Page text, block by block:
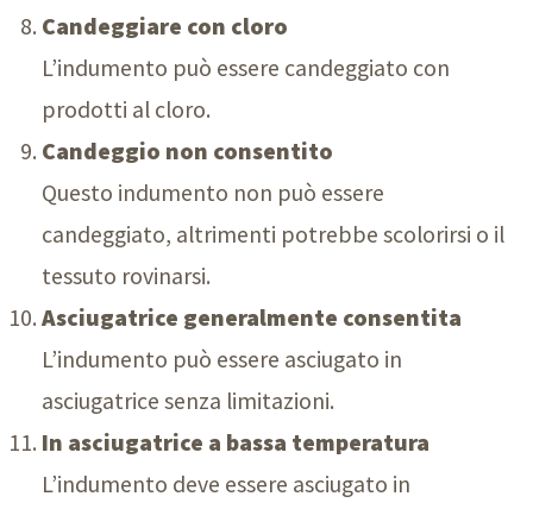
Candeggiare con cloro
L’indumento può essere candeggiato con
prodotti al cloro.
Candeggio non consentito
Questo indumento non può essere
candeggiato, altrimenti potrebbe scolorirsi o il
tessuto rovinarsi.
Asciugatrice generalmente consentita
L’indumento può essere asciugato in
asciugatrice senza limitazioni.
In asciugatrice a bassa temperatura
L’indumento deve essere asciugato in